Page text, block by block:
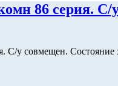
86 серия. С/
С/у совмещен. Состояние